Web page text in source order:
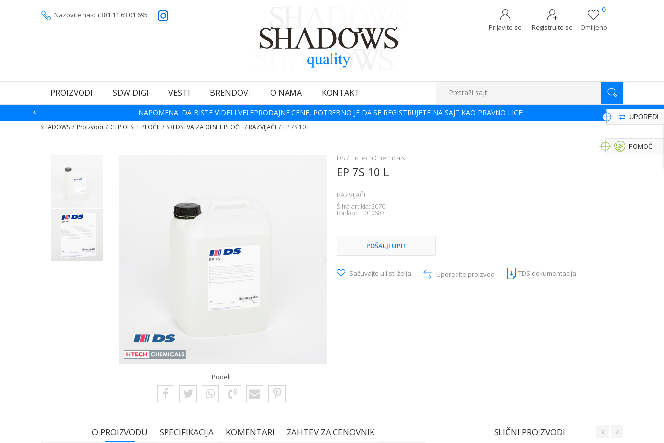
Nazovite nas: +381 11 63 01 695
Omiljeno
0
Prijavite se
Registrujte se
PROIZVODI SDW DIGI VESTI BRENDOVI O NAMA KONTAKT Pretraži sajt
NAPOMENA: DA BISTE VIDELI VELEPRODAJNE CENE, POTREBNO JE DA SE REGISTRUJETE NA SAJT KAO PRAVNO LICE!
SHADOWS Proizvodi CTP OFSET PLOČE SREDSTVA ZA OFSET PLOČE RAZVIJAČI EP 7S 10 l
UPOREDI
Podeli
DS / Hi-Tech Chemicals
EP 7S 10 L
RAZVIJAČI
Šifra artikla: 2070
Barkod: 1010683
POŠALJI UPIT
Sačuvajte u listi želja Uporedite proizvod TDS dokumentacija
POMOĆ
O PROIZVODU SPECIFIKACIJA KOMENTARI ZAHTEV ZA CENOVNIK SLIČNI PROIZVODI